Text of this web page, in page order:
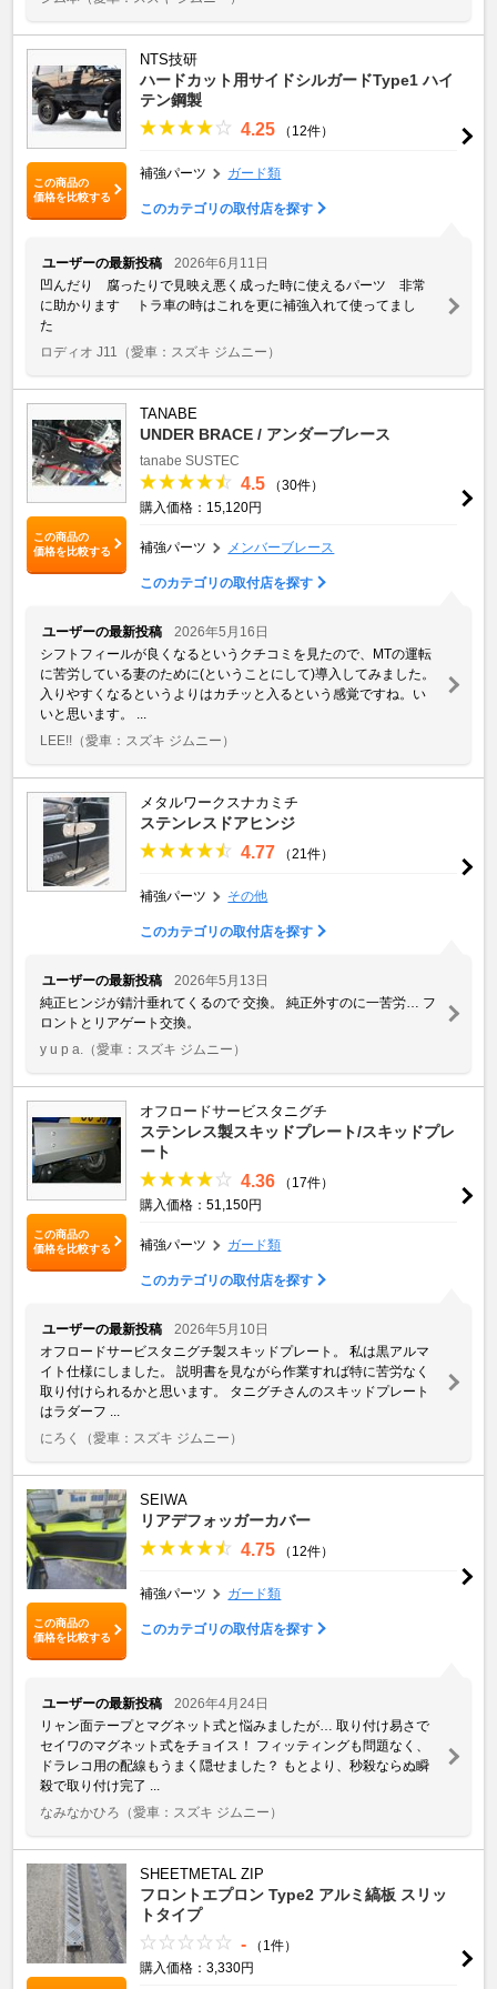
この商品の
価格を比較する
NTS技研
ハードカット用サイドシルガードType1 ハイ
テン鋼製
4.25 （12件）
補強パーツ ガード類
このカテゴリの取付店を探す
ユーザーの最新投稿
2026年6月11日
凹んだり 腐ったりで見映え悪く成った時に使えるパーツ 非常
に助かります トラ車の時はこれを更に補強入れて使ってまし
た
ロディオ J11
（愛車：スズキ ジムニー）
この商品の
価格を比較する
TANABE
UNDER BRACE / アンダーブレース
tanabe SUSTEC
4.5
（30件）
購入価格：15,120円
補強パーツ メンバーブレース
このカテゴリの取付店を探す
ユーザーの最新投稿
2026年5月16日
シフトフィールが良くなるというクチコミを見たので、MTの運転
に苦労している妻のために(ということにして)導入してみました。
入りやすくなるというよりはカチッと入るという感覚ですね。い
いと思います。 ...
LEE!! （愛車：スズキ ジムニー）
メタルワークスナカミチ
ステンレスドアヒンジ
4.77 （21件）
補強パーツ その他
このカテゴリの取付店を探す
ユーザーの最新投稿
2026年5月13日
純正ヒンジが錆汁垂れてくるので 交換。 純正外すのに一苦労… フ
ロントとリアゲート交換。
y u p a.
（愛車：スズキ ジムニー）
この商品の
価格を比較する
オフロードサービスタニグチ
ステンレス製スキッドプレート/スキッドプレ
ート
4.36
（17件）
購入価格：51,150円
補強パーツ ガード類
このカテゴリの取付店を探す
ユーザーの最新投稿
2026年5月10日
オフロードサービスタニグチ製スキッドプレート。 私は黒アルマ
イト仕様にしました。 説明書を見ながら作業すれば特に苦労なく
取り付けられるかと思います。 タニグチさんのスキッドプレート
はラダーフ ...
にろく
（愛車：スズキ ジムニー）
この商品の
価格を比較する
SEIWA
リアデフォッガーカバー
4.75 （12件）
補強パーツ ガード類
このカテゴリの取付店を探す
ユーザーの最新投稿
2026年4月24日
リャン面テープとマグネット式と悩みましたが… 取り付け易さで
セイワのマグネット式をチョイス！ フィッティングも問題なく、
ドラレコ用の配線もうまく隠せました？ もとより、秒殺ならぬ瞬
殺で取り付け完了 ...
なみなかひろ （愛車：スズキ ジムニー）
SHEETMETAL ZIP
フロントエプロン Type2 アルミ縞板 スリッ
トタイプ
-
（1件）
購入価格：3,330円